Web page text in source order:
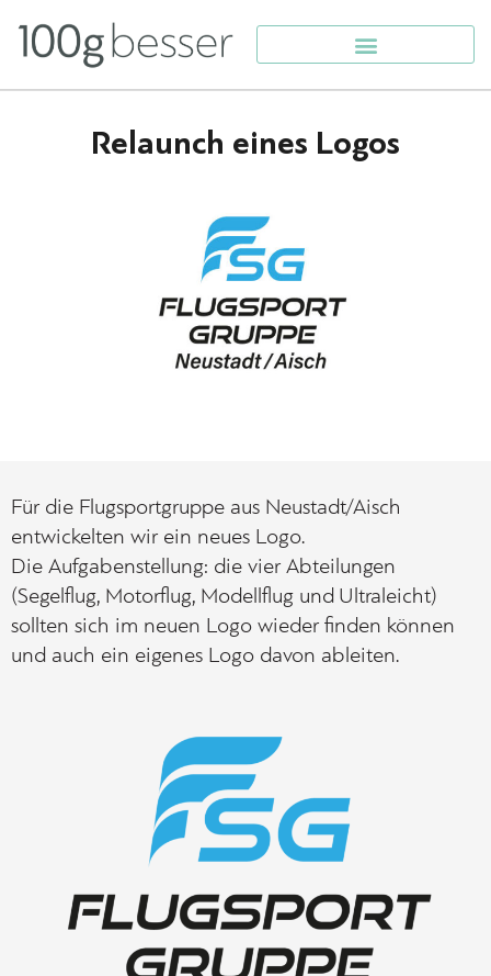
Relaunch eines Logos
Für die Flugsportgruppe aus Neustadt/Aisch
entwickelten wir ein neues Logo.
Die Aufgabenstellung: die vier Abteilungen
(Segelflug, Motorflug, Modellflug und Ultraleicht)
sollten sich im neuen Logo wieder finden können
und auch ein eigenes Logo davon ableiten.